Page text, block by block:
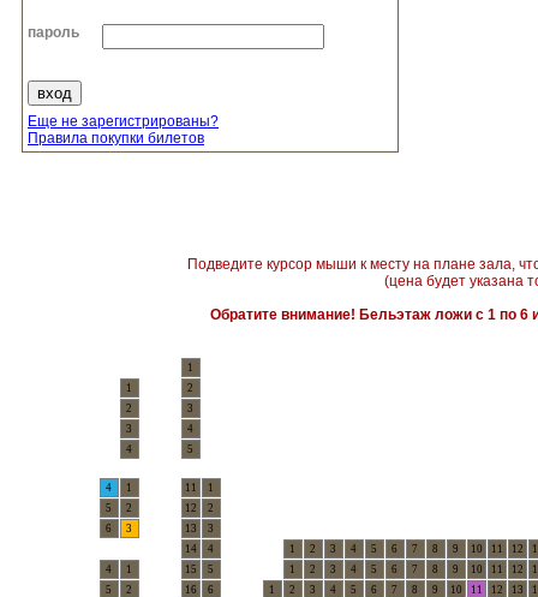
пароль
Еще не зарегистрированы?
Правила покупки билетов
Подведите курсор мыши к месту на плане зала,
(цена будет указана
Обратите внимание! Бельэтаж ложи с 1 по 6
1
1
2
2
3
3
4
4
5
4 1 11
1
5
2 12
2
6
3 13
3
14
4 1 2 3 4 5 6 7 8 9 10 11 12
4
1 15 5 1 2 3 4 5 6 7 8 9 10 11 12
5
2 16 6 1 2 3 4 5 6 7 8 9 10 11 12 13